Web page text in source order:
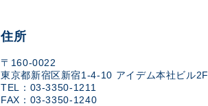
住所
〒160-0022
東京都新宿区新宿1-4-10 アイデム本社ビル2F
TEL：03-3350-1211
FAX：03-3350-1240